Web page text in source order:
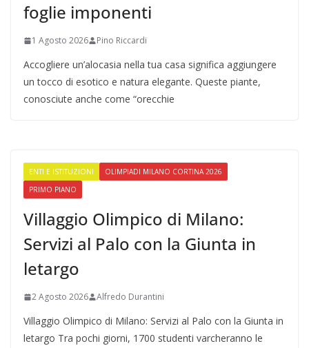
foglie imponenti
1 Agosto 2026 Pino Riccardi
Accogliere un’alocasia nella tua casa significa aggiungere
un tocco di esotico e natura elegante. Queste piante,
conosciute anche come “orecchie
ENTI E ISTITUZIONI
OLIMPIADI MILANO CORTINA 2026
PRIMO PIANO
Villaggio Olimpico di Milano:
Servizi al Palo con la Giunta in
letargo
2 Agosto 2026 Alfredo Durantini
Villaggio Olimpico di Milano: Servizi al Palo con la Giunta in
letargo Tra pochi giorni, 1700 studenti varcheranno le